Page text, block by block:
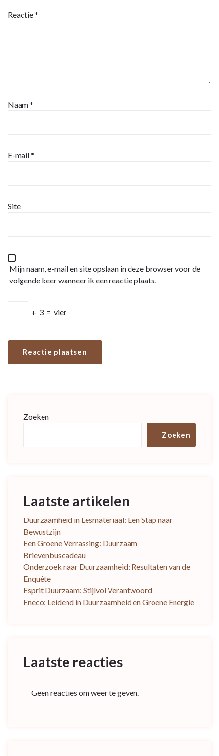
Reactie*
Naam*
E-mail*
Site
Mijn naam, e-mail en site opslaan in deze browser voor de
volgende keer wanneer ik een reactie plaats.
+ 3 = vier
Zoeken
Zoeken
Laatste artikelen
Duurzaamheid in Lesmateriaal: Een Stap naar
Bewustzijn
Een Groene Verrassing: Duurzaam
Brievenbuscadeau
Onderzoek naar Duurzaamheid: Resultaten van de
Enquête
Esprit Duurzaam: Stijlvol Verantwoord
Eneco: Leidend in Duurzaamheid en Groene Energie
Laatste reacties
Geen reacties om weer te geven.